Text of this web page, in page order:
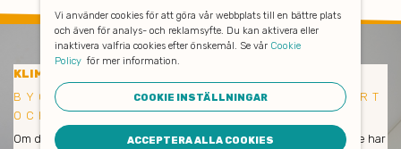
KLIMATSMART BYGGSTÄDNING
BYGGSTÄDNING TYRESÖ - KLIMATSMART
OCH EFFEKTIV
Om du är nöjd så är vi också nöjda! Våra medarbetare och städare har
Vi använder cookies för att göra vår webbplats till en bättre plats
och även för analys- och reklamsyfte. Du kan aktivera eller
inaktivera valfria cookies efter önskemål. Se vår Cookie
Policy för mer information.
COOKIE INSTÄLLNINGAR
ACCEPTERA ALLA COOKIES